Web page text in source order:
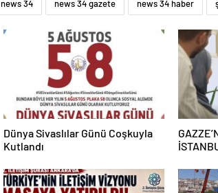
news 34 news 34 gazete news 34 haber
Dünya Sivaslılar Günü Coşkuyla
Kutlandı